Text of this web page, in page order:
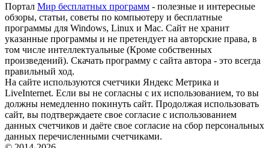
Портал Мир бесплатных программ - полезные и интересные
обзоры, статьи, советы по компьютеру и бесплатные
программы для Windows, Linux и Mac. Сайт не хранит
указанные программы и не претендует на авторские права, в
том числе интеллектуальные (Кроме собственных
произведений). Скачать программу с сайта автора - это всегда
правильный ход.
На сайте используются счетчики Яндекс Метрика и
LiveInternet. Если вы не согласны с их использованием, то вы
должны немедленно покинуть сайт. Продолжая использовать
сайт, вы подтверждаете свое согласие с использованием
данных счетчиков и даёте свое согласие на сбор персональных
данных перечисленными счетчиками.